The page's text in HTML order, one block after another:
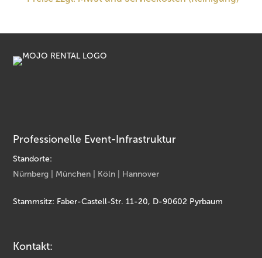
Professionelle Event-Infrastruktur
Standorte:
Nürnberg | München | Köln | Hannover
Stammsitz: Faber-Castell-Str. 11-20, D-90602 Pyrbaum
Kontakt: